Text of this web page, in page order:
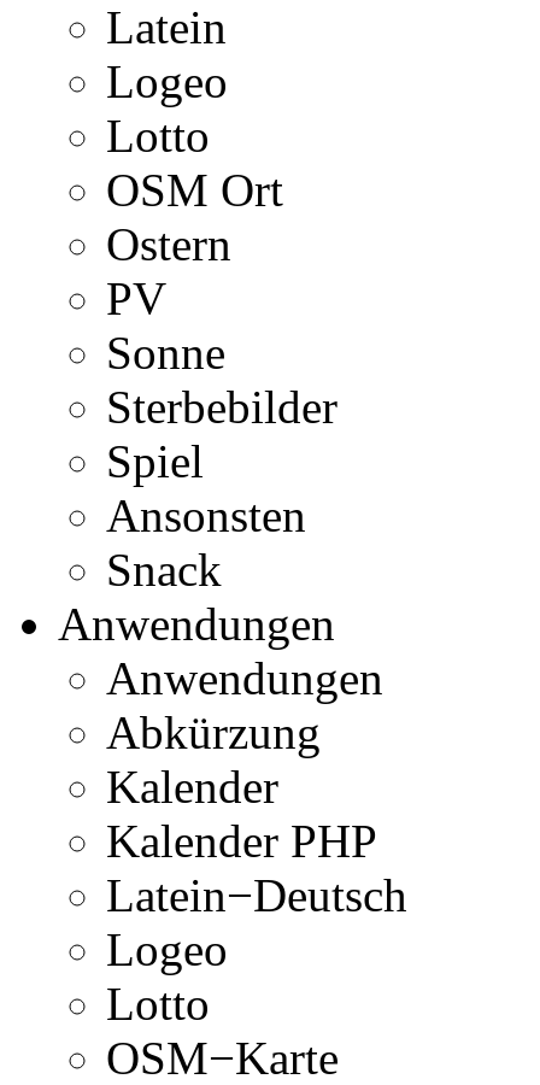
Latein
Logeo
Lotto
OSM Ort
Ostern
PV
Sonne
Sterbebilder
Spiel
Ansonsten
Snack
Anwendungen
Anwendungen
Abkürzung
Kalender
Kalender PHP
Latein−Deutsch
Logeo
Lotto
OSM−Karte